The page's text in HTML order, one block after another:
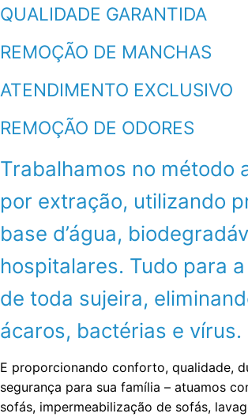
QUALIDADE GARANTIDA
REMOÇÃO DE MANCHAS
ATENDIMENTO EXCLUSIVO
REMOÇÃO DE ODORES
Trabalhamos no método
por extração, utilizando
base d’água,
hospitalares. Tudo para
de toda sujeira,
ácaros, bactérias e vírus.
E proporcionando conforto, qualidade,
segurança para sua família – atuamos
sofás, impermeabilização de sofás,